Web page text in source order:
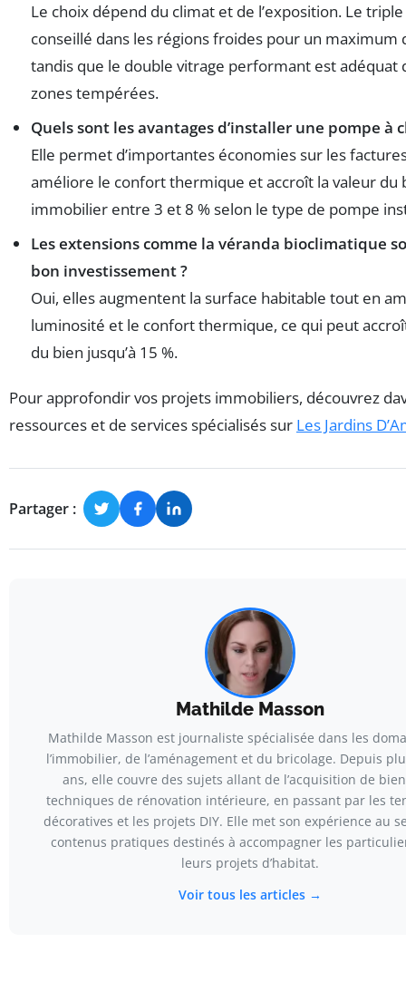
Le choix dépend du climat et de l’exposition. Le
conseillé dans les régions froides pour un maximum
tandis que le double vitrage performant est adéquat
zones tempérées.
Quels sont les avantages d’installer une pompe à
Elle permet d’importantes économies sur les
améliore le confort thermique et accroît la valeur du
immobilier entre 3 et 8 % selon le type de pompe
Les extensions comme la véranda bioclimatique
bon investissement ?
Oui, elles augmentent la surface habitable tout en
luminosité et le confort thermique, ce qui peut
du bien jusqu’à 15 %.
Pour approfondir vos projets immobiliers, découvrez
ressources et de services spécialisés sur Les Jardins
Partager :
Mathilde Masson
Mathilde Masson est journaliste spécialisée dans les
l’immobilier, de l’aménagement et du bricolage. Depuis
ans, elle couvre des sujets allant de l’acquisition de
techniques de rénovation intérieure, en passant par les
décoratives et les projets DIY. Elle met son expérience au
contenus pratiques destinés à accompagner les
leurs projets d’habitat.
Voir tous les articles →